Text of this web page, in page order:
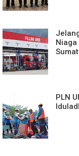
Niaga
PLN